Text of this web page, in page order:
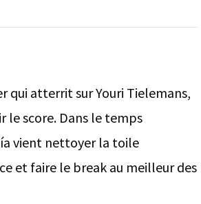
qui atterrit sur Youri Tielemans,
score. Dans le temps
vient nettoyer la toile
et faire le break au meilleur des